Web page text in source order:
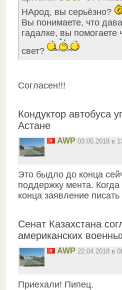
НАрод, вы серьёзно?
Вы понимаете, что
гадалке, вы помогаете
свет?
Согласен!!!
Кондуктор автобуса
Астане
AWP 03.05.2018 в
Это быдло до конца
поддержку мента.
конца заявление писать
Сенат Казахстана
американских
AWP 22.04.2018 в
Приехали! Пипец.